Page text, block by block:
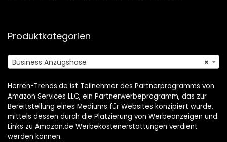
Produktkategorien
×
Business Anzugshose
Herren-Trends.de ist Teilnehmer des Partnerprogramms von
Amazon Services LLC, ein Partnerwerbeprogramm, das zur
Bereitstellung eines Mediums für Websites konzipiert wurde,
mittels dessen durch die Platzierung von Werbeanzeigen und
Links zu Amazon.de Werbekostenerstattungen verdient
werden können.